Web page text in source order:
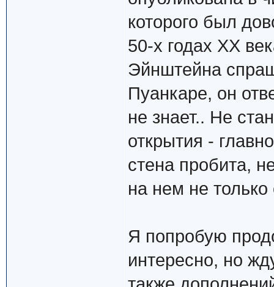
которого был
50-х годах ХХ
Эйнштейна
Пуанкаре, он
не знает.. Не
открытия -
стена пробита,
на нем не
Я попробую
интересно, но